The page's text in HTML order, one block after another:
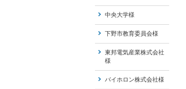
中央大学様
下野市教育委員会様
東邦電気産業株式会社
様
バイホロン株式会社様